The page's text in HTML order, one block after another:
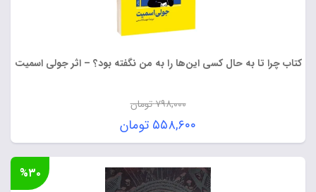
کتاب چرا تا به حال کسی این‌ها را به من نگفته بود؟ – اثر جولی اسمیت
۷۹۸,۰۰۰تومان
قیمت
اصلی:
۷۹۸,۰۰۰ تومان
بود.
۵۵۸,۶۰۰ تومان
قیمت
فعلی:
۵۵۸,۶۰۰ تومان.
%۳۰